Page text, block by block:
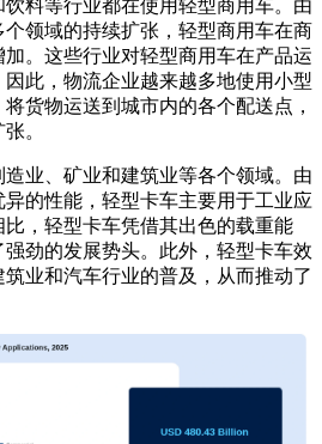
料等行业都在使用轻型商用车。由
领域的持续扩张，轻型商用车在商
。这些行业对轻型商用车在产品运
此，物流企业越来越多地使用小型
货物运送到城市内的各个配送点，
。
业、矿业和建筑业等各个领域。由
的性能，轻型卡车主要用于工业应
，轻型卡车凭借其出色的载重能
劲的发展势头。此外，轻型卡车效
业和汽车行业的普及，从而推动了